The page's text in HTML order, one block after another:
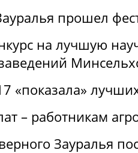
прошел
на лучшую
«показала»
– работникам
Зауралья